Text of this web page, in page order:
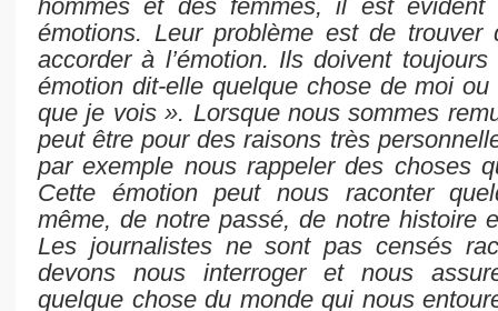
hommes et des femmes, il est évident
émotions. Leur problème est de
accorder à l’émotion. Ils doivent
émotion dit-elle quelque chose de moi
que je vois ». Lorsque nous sommes
peut être pour des raisons très
par exemple nous rappeler des choses
Cette émotion peut nous raconter
même, de notre passé, de notre histoire
Les journalistes ne sont pas censés
devons nous interroger et nous
quelque chose du monde qui nous